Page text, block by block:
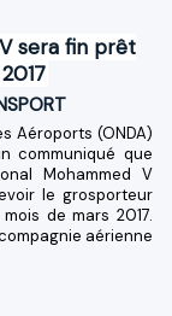
sera fin prêt
Aéroports (ONDA)
communiqué que
Mohammed V
le grosporteur
de mars 2017.
aérienne